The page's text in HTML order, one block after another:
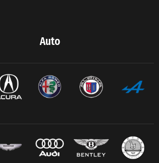
Auto